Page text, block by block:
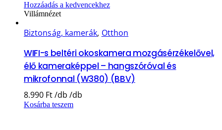
Hozzáadás a kedvencekhez
Villámnézet
Biztonság, kamerák, Otthon
WIFI-s beltéri okoskamera mozgásérzékelővel,
élő kameraképpel – hangszóróval és
mikrofonnal (W380) (BBV)
8.990 Ft
Kosárba teszem